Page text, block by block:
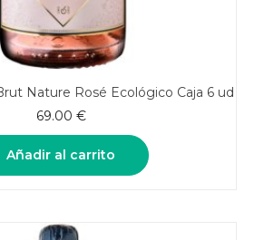
Nature Rosé Ecológico Caja 6 ud
69.00 €
Añadir al carrito